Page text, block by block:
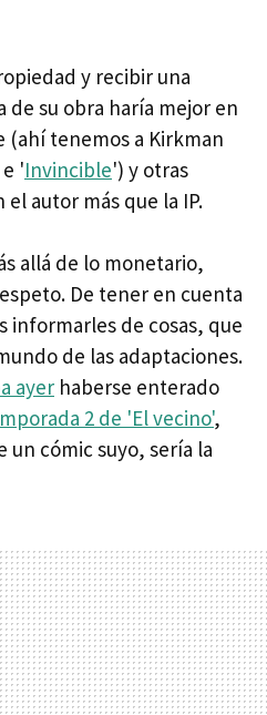
y recibir una
de su obra haría mejor en
(ahí tenemos a Kirkman
'Invincible') y otras
autor más que la IP.
allá de lo monetario,
De tener en cuenta
informarles de cosas, que
de las adaptaciones.
ayer haberse enterado
2 de 'El vecino',
cómic suyo, sería la